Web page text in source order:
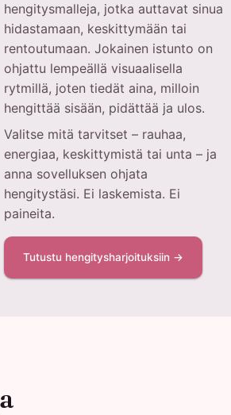
hengitysmalleja, jotka auttavat sinua
hidastamaan, keskittymään tai
rentoutumaan. Jokainen istunto on
ohjattu lempeällä visuaalisella
rytmillä, joten tiedät aina, milloin
hengittää sisään, pidättää ja ulos.
Valitse mitä tarvitset – rauhaa,
energiaa, keskittymistä tai unta – ja
anna sovelluksen ohjata
hengitystäsi. Ei laskemista. Ei
paineita.
Tutustu hengitysharjoituksiin →